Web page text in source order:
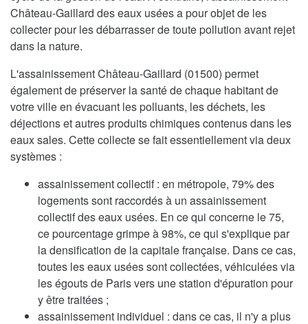
Château-Gaillard des eaux usées a pour objet de les
collecter pour les débarrasser de toute pollution avant rejet
dans la nature.
L'assainissement Château-Gaillard (01500) permet
également de préserver la santé de chaque habitant de
votre ville en évacuant les polluants, les déchets, les
déjections et autres produits chimiques contenus dans les
eaux sales. Cette collecte se fait essentiellement via deux
systèmes :
assainissement collectif : en métropole, 79% des
logements sont raccordés à un assainissement
collectif des eaux usées. En ce qui concerne le 75,
ce pourcentage grimpe à 98%, ce qui s'explique par
la densification de la capitale française. Dans ce cas,
toutes les eaux usées sont collectées, véhiculées via
les égouts de Paris vers une station d'épuration pour
y être traitées ;
assainissement individuel : dans ce cas, il n'y a plus